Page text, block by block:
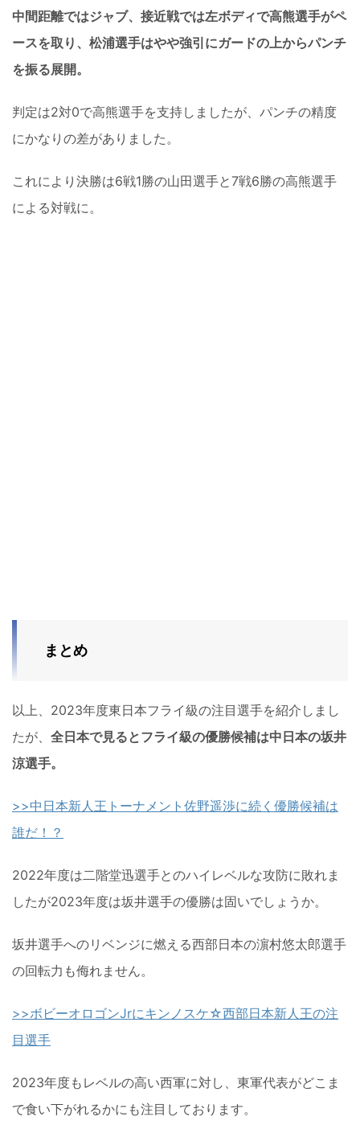
中間距離ではジャブ、接近戦では左ボディで高熊選手がペ
ースを取り、松浦選手はやや強引にガードの上からパンチ
を振る展開。
判定は2対0で高熊選手を支持しましたが、パンチの精度
にかなりの差がありました。
これにより決勝は6戦1勝の山田選手と7戦6勝の高熊選手
による対戦に。
まとめ
以上、2023年度東日本フライ級の注目選手を紹介しまし
たが、 全日本で見るとフライ級の優勝候補は中日本の坂井
涼選手。
>>中日本新人王トーナメント佐野遥渉に続く優勝候補は
誰だ！？
2022年度は二階堂迅選手とのハイレベルな攻防に敗れま
したが2023年度は坂井選手の優勝は固いでしょうか。
坂井選手へのリベンジに燃える西部日本の濵村悠太郎選手
の回転力も侮れません。
>>ボビーオロゴンJrにキンノスケ☆西部日本新人王の注
目選手
2023年度もレベルの高い西軍に対し、東軍代表がどこま
で食い下がれるかにも注目しております。